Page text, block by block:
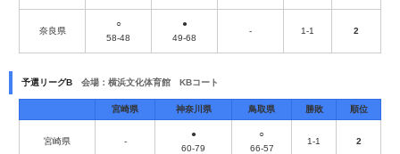
奈良県
○
58-48
●
49-68
- 1-1 2
予選リーグB 会場：横浜文化体育館 KBコート
宮崎県 神奈川県 鳥取県 勝敗 順位
宮崎県 -
●
60-79
○
66-57
1-1 2